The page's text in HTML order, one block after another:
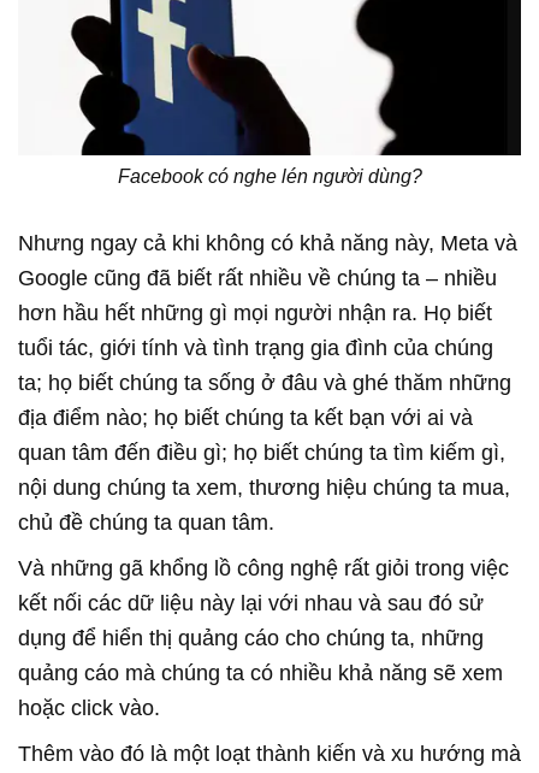
Facebook có nghe lén người dùng?
Google cũng đã biết rất nhiều về chúng ta – nhiều
hơn hầu hết những gì mọi người nhận ra. Họ biết
tuổi tác, giới tính và tình trạng gia đình của chúng
ta; họ biết chúng ta sống ở đâu và ghé thăm những
địa điểm nào; họ biết chúng ta kết bạn với ai và
quan tâm đến điều gì; họ biết chúng ta tìm kiếm gì,
nội dung chúng ta xem, thương hiệu chúng ta mua,
kết nối các dữ liệu này lại với nhau và sau đó sử
dụng để hiển thị quảng cáo cho chúng ta, những
quảng cáo mà chúng ta có nhiều khả năng sẽ xem
hoặc click vào‏.